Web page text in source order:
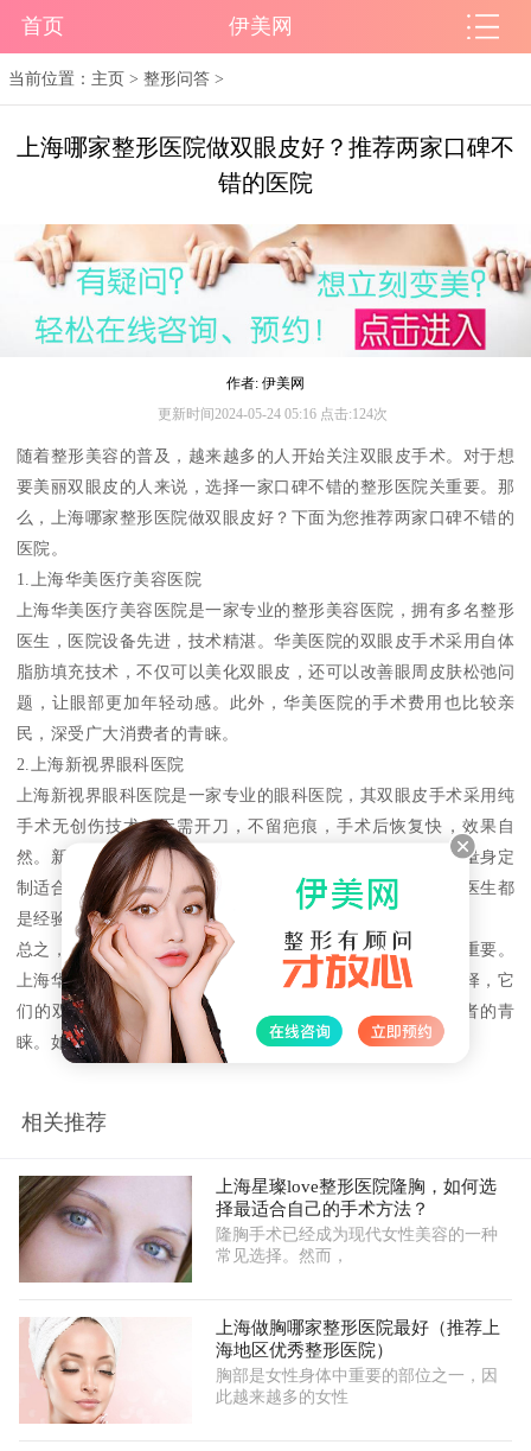
首页 伊美网
当前位置： 主页 >整形问答 >
上海哪家整形医院做双眼皮好？推荐两家口碑不
错的医院
作者: 伊美网
更新时间2024-05-24 05:16 点击:124次
随着整形美容的普及，越来越多的人开始关注双眼皮手术。对于想
要美丽双眼皮的人来说，选择一家口碑不错的整形医院关重要。那
么，上海哪家整形医院做双眼皮好？下面为您推荐两家口碑不错的
医院。
1.上海华美医疗美容医院
上海华美医疗美容医院是一家专业的整形美容医院，拥有多名整形
医生，医院设备先进，技术精湛。华美医院的双眼皮手术采用自体
脂肪填充技术，不仅可以美化双眼皮，还可以改善眼周皮肤松弛问
题，让眼部更加年轻动感。此外，华美医院的手术费用也比较亲
民，深受广大消费者的青睐。
2.上海新视界眼科医院
上海新视界眼科医院是一家专业的眼科医院，其双眼皮手术采用纯
手术无创伤技术，无需开刀，不留疤痕，手术后恢复快，效果自
然。新视界医院还采用高科技的电脑辅助设计技术，为患者量身定
制适合的双眼皮形态，确保手术效果。此外，新视界医院的医生都
是经验丰富的专家，手术技术过硬，受到了广大患者的好评。
总之，选择一家口碑不错的整形医院对于双眼皮手术来说关重要。
上海华美医疗美容医院和上海新视界眼科医院都是不错的选择，它
们的双眼皮手术技术过硬，医生经验丰富，深受广大消费者的青
睐。如果您有双眼皮手术需求，可以考虑到这两家医院咨询。
相关推荐
上海星璨love整形医院隆胸，如何选
择最适合自己的手术方法？
隆胸手术已经成为现代女性美容的一种
常见选择。然而，
上海做胸哪家整形医院最好（推荐上
海地区优秀整形医院）
胸部是女性身体中重要的部位之一，因
此越来越多的女性